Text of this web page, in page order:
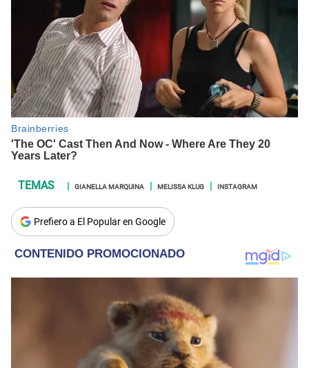
GIANELLA MARQUINA MELISSA KLUG INSTAGRAM
Prefiero a El Popular en Google